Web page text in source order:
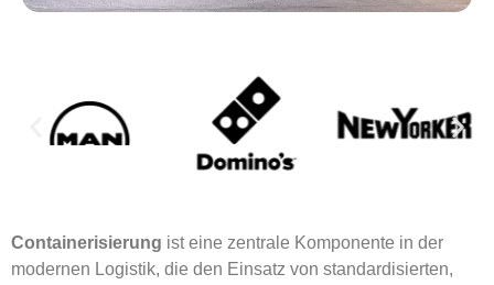
Containerisierung ist eine zentrale Komponente in der
modernen Logistik, die den Einsatz von standardisierten,